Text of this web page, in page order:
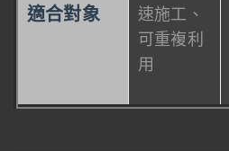
適合對象
速施工、
可重複利
用